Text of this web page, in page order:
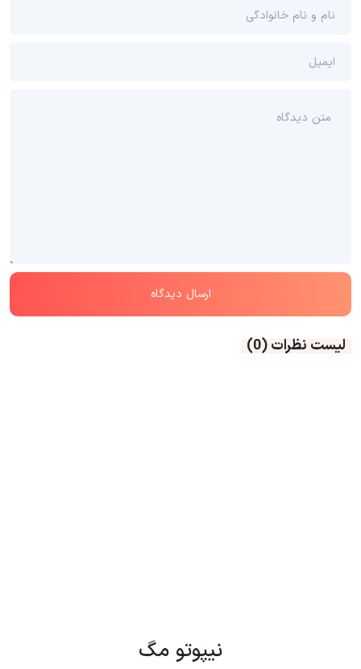
لیست نظرات(0)
نیپوتو مگ